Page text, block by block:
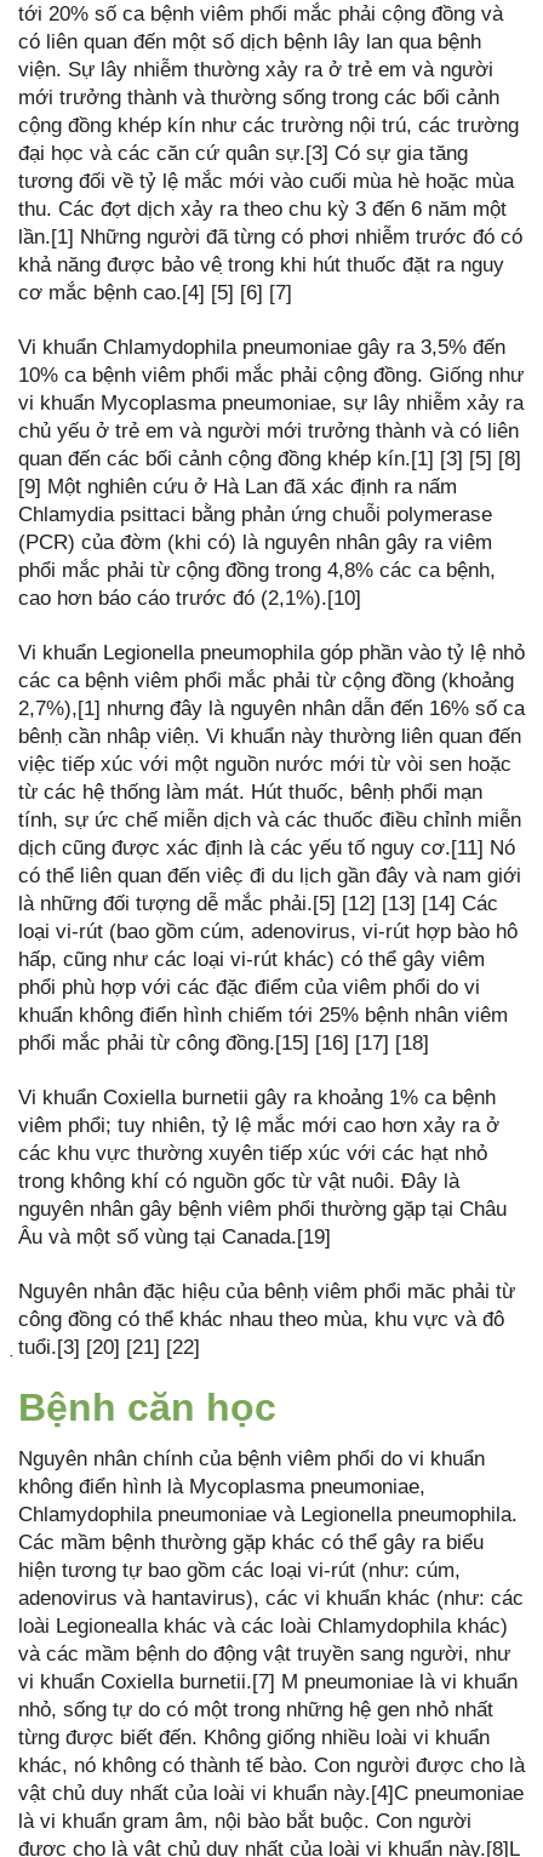
tới 20% số ca bệnh viêm phổi mắc phải cộng đồng và
có liên quan đến một số dịch bệnh lây lan qua bệnh
viện. Sự lây nhiễm thường xảy ra ở trẻ em và người
mới trưởng thành và thường sống trong các bối cảnh
cộng đồng khép kín như các trường nội trú, các trường
đại học và các căn cứ quân sự.[3] Có sự gia tăng
tương đối về tỷ lệ mắc mới vào cuối mùa hè hoặc mùa
thu. Các đợt dịch xảy ra theo chu kỳ 3 đến 6 năm một
lần.[1] Những người đã từng có phơi nhiễm trước đó có
khả năng được bảo vê ̣trong khi hút thuốc đặt ra nguy
cơ mắc bệnh cao.[4] [5] [6] [7]
Vi khuẩn Chlamydophila pneumoniae gây ra 3,5% đến
10% ca bệnh viêm phổi mắc phải cộng đồng. Giống như
vi khuẩn Mycoplasma pneumoniae, sự lây nhiễm xảy ra
chủ yếu ở trẻ em và người mới trưởng thành và có liên
quan đến các bối cảnh cộng đồng khép kín.[1] [3] [5] [8]
[9] Một nghiên cứu ở Hà Lan đã xác định ra nấm
Chlamydia psittaci bằng phản ứng chuỗi polymerase
(PCR) của đờm (khi có) là nguyên nhân gây ra viêm
phổi mắc phải từ cộng đồng trong 4,8% các ca bệnh,
cao hơn báo cáo trước đó (2,1%).[10]
Vi khuẩn Legionella pneumophila góp phần vào tỷ lệ nhỏ
các ca bệnh viêm phổi mắc phải từ cộng đồng (khoảng
2,7%),[1] nhưng đây là nguyên nhân dẫn đến 16% số ca
bênḥ cần nhâp̣ viêṇ. Vi khuẩn này thường liên quan đến
việc tiếp xúc với một nguồn nước mới từ vòi sen hoặc
từ các hệ thống làm mát. Hút thuốc, bênḥ phổi mạn
tính, sự ức chế miễn dịch và các thuốc điều chỉnh miễn
dịch cũng được xác định là các yếu tố nguy cơ.[11] Nó
có thể liên quan đến viêc̣ đi du lịch gần đây và nam giới
là những đối tượng dễ mắc phải.[5] [12] [13] [14] Các
loại vi-rút (bao gồm cúm, adenovirus, vi-rút hợp bào hô
hấp, cũng như các loại vi-rút khác) có thể gây viêm
phổi phù hợp với các đặc điểm của viêm phổi do vi
khuẩn không điển hình chiếm tới 25% bệnh nhân viêm
phổi mắc phải từ công̣ đồng.[15] [16] [17] [18]
Vi khuẩn Coxiella burnetii gây ra khoảng 1% ca bệnh
viêm phổi; tuy nhiên, tỷ lệ mắc mới cao hơn xảy ra ở
các khu vực thường xuyên tiếp xúc với các hạt nhỏ
trong không khí có nguồn gốc từ vật nuôi. Đây là
nguyên nhân gây bệnh viêm phổi thường gặp tại Châu
Âu và một số vùng tại Canada.[19]
Nguyên nhân đặc hiệu của bênḥ viêm phổi măc phải từ
công̣ đồng có thể khác nhau theo mùa, khu vực và đô
̣tuổi.[3] [20] [21] [22]
Bệnh căn học
Nguyên nhân chính của bệnh viêm phổi do vi khuẩn
không điển hình là Mycoplasma pneumoniae,
Chlamydophila pneumoniae và Legionella pneumophila.
Các mầm bệnh thường gặp khác có thể gây ra biểu
hiện tương tự bao gồm các loại vi-rút (như: cúm,
adenovirus và hantavirus), các vi khuẩn khác (như: các
loài Legionealla khác và các loài Chlamydophila khác)
và các mầm bệnh do động vật truyền sang người, như
vi khuẩn Coxiella burnetii.[7] M pneumoniae là vi khuẩn
nhỏ, sống tự do có một trong những hệ gen nhỏ nhất
từng được biết đến. Không giống nhiều loài vi khuẩn
khác, nó không có thành tế bào. Con người được cho là
vật chủ duy nhất của loài vi khuẩn này.[4]C pneumoniae
là vi khuẩn gram âm, nội bào bắt buộc. Con người
được cho là vật chủ duy nhất của loài vi khuẩn này.[8]L